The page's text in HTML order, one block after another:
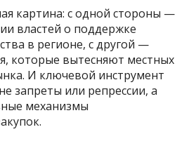
картина: с одной стороны —
властей о поддержке
в регионе, с другой —
которые вытесняют местных
И ключевой инструмент
запреты или репрессии, а
механизмы